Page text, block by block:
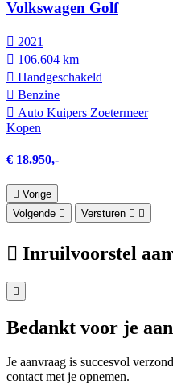
Volkswagen Golf
2021
106.604 km
Hand­geschakeld
Benzine
Auto Kuipers Zoetermeer
Kopen
€ 18.950,-
Vorige
Volgende
Versturen
Inruilvoorstel
Bedankt voor je
Je aanvraag is succesvol
contact met je opnemen.